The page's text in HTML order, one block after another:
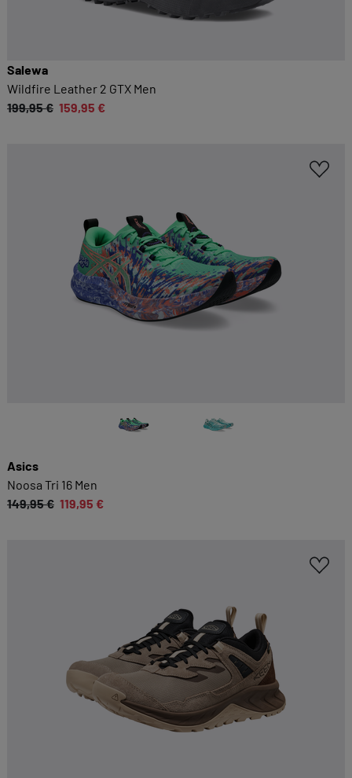
Salewa
Wildfire Leather 2 GTX Men
199,95 € 159,95 €
Asics
Noosa Tri 16 Men
149,95 € 119,95 €